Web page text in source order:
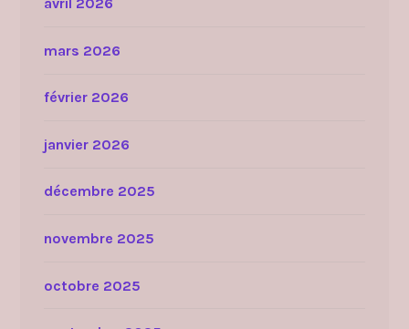
mars 2026
février 2026
janvier 2026
décembre 2025
novembre 2025
octobre 2025